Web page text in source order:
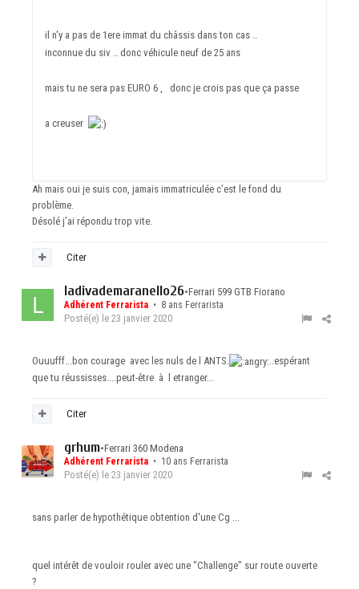
il n'y a pas de 1ere immat du châssis dans ton cas ..
inconnue du siv .. donc véhicule neuf de 25 ans
mais tu ne sera pas EURO 6 , donc je crois pas que ça passe
a creuser
Ah mais oui je suis con, jamais immatriculée c’est le fond du
problème.
Désolé j’ai répondu trop vite.
Citer
ladivademaranello26•Ferrari 599 GTB Fiorano
Adhérent Ferrarista • 8 ans Ferrarista
Posté(e) le 23 janvier 2020
Ouuufff...bon courage avec les nuls de l ANTS.
..espérant
que tu réussisses....peut-être à l etranger...
Citer
grhum•Ferrari 360 Modena
Adhérent Ferrarista • 10 ans Ferrarista
Posté(e) le 23 janvier 2020
sans parler de hypothétique obtention d'une Cg ...
quel intérêt de vouloir rouler avec une "Challenge" sur route ouverte
?